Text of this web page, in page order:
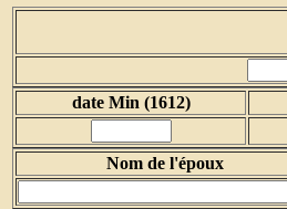
date Min (1612)
Nom de l'époux